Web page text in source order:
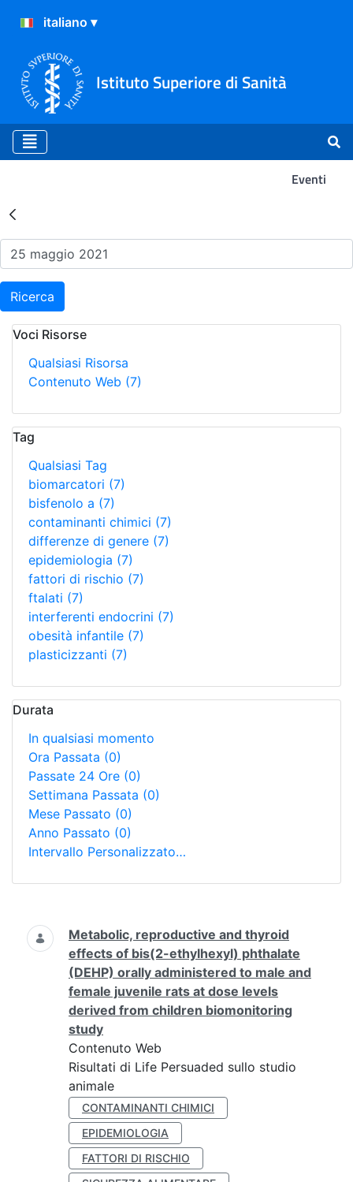
Istituto Superiore di Sanità
Eventi
Risultati della Ricerca -
Ricerca
Voci Risorse
Qualsiasi Risorsa
Contenuto Web (7)
Tag
Qualsiasi Tag
biomarcatori (7)
bisfenolo a (7)
contaminanti chimici (7)
differenze di genere (7)
epidemiologia (7)
fattori di rischio (7)
ftalati (7)
interferenti endocrini (7)
obesità infantile (7)
plasticizzanti (7)
Durata
In qualsiasi momento
Ora Passata (0)
Passate 24 Ore (0)
Settimana Passata (0)
Mese Passato (0)
Anno Passato (0)
Intervallo Personalizzato…
Ricerca
Metabolic, reproductive and thyroid
effects of bis(2-ethylhexyl) phthalate
(DEHP) orally administered to male and
female juvenile rats at dose levels
derived from children biomonitoring
study
Contenuto Web
Risultati di Life Persuaded sullo studio
animale
CONTAMINANTI CHIMICI
EPIDEMIOLOGIA
FATTORI DI RISCHIO